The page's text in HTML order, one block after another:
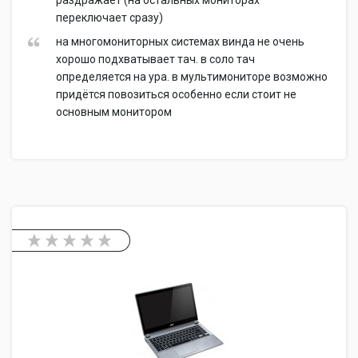
переключает сразу)
на многомониторных системах винда не очень
хорошо подхватывает тач. в соло тач
определяется на ура. в мультимониторе возможно
придётся повозиться особенно если стоит не
основным монитором